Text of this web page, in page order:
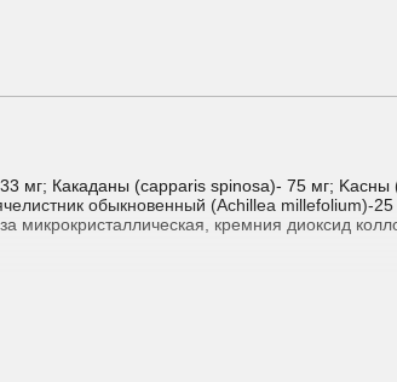
мг; Какаданы (capparis spinosa)- 75 мг;
обыкновенный (Achillea millefolium)-25
микрокристаллическая, кремния диоксид